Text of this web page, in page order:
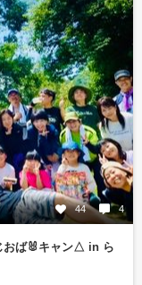
44 4
おば🐰キャン△ in ら